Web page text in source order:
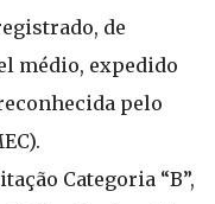
de
médio, expedido
pelo
Categoria “B”,